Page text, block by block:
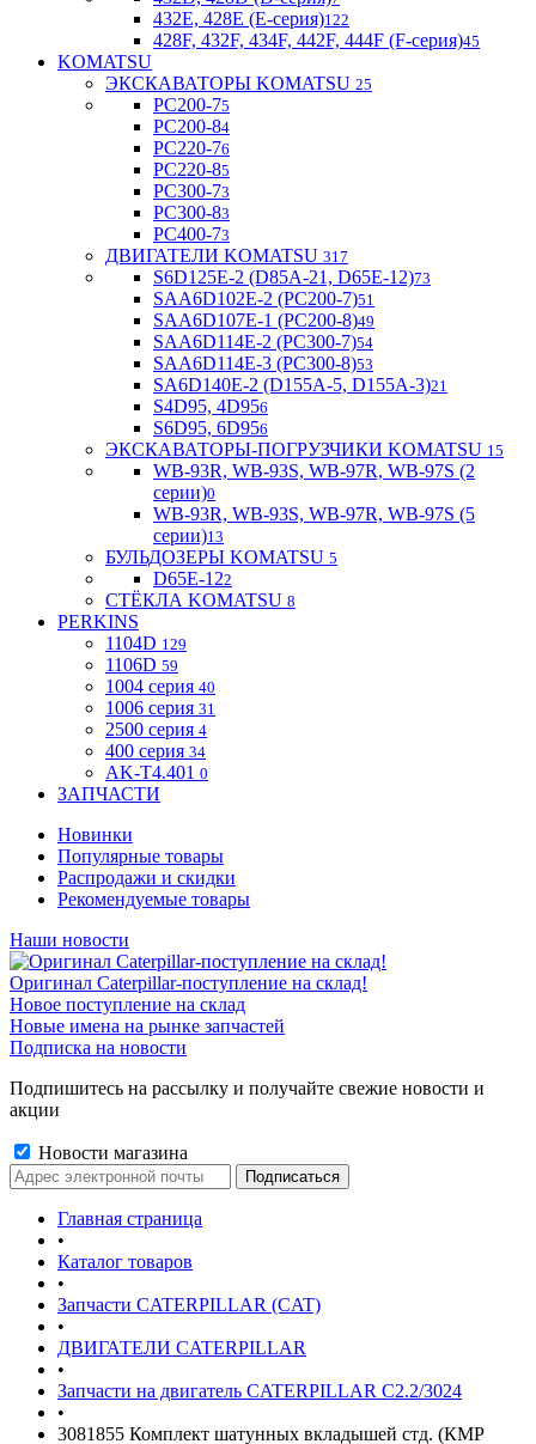
432E, 428E (E-серия)122
428F, 432F, 434F, 442F, 444F (F-серия)45
KOMATSU
ЭКСКАВАТОРЫ KOMATSU 25
PC200-75
PC200-84
PC220-76
PC220-85
PC300-73
PC300-83
PC400-73
ДВИГАТЕЛИ KOMATSU 317
S6D125E-2 (D85A-21, D65E-12)73
SAA6D102E-2 (PC200-7)51
SAA6D107E-1 (PC200-8)49
SAA6D114E-2 (PC300-7)54
SAA6D114E-3 (PC300-8)53
SA6D140E-2 (D155A-5, D155A-3)21
S4D95, 4D956
S6D95, 6D956
ЭКСКАВАТОРЫ-ПОГРУЗЧИКИ KOMATSU 15
WB-93R, WB-93S, WB-97R, WB-97S (2
серии)0
WB-93R, WB-93S, WB-97R, WB-97S (5
серии)13
БУЛЬДОЗЕРЫ KOMATSU 5
D65E-122
СТЁКЛА KOMATSU 8
PERKINS
1104D 129
1106D 59
1004 серия 40
1006 серия 31
2500 серия 4
400 серия 34
AK-T4.401 0
ЗАПЧАСТИ
Новинки
Популярные товары
Распродажи и скидки
Рекомендуемые товары
Наши новости
Оригинал Caterpillar-поступление на склад!
Новое поступление на склад
Новые имена на рынке запчастей
Подписка на новости
Подпишитесь на рассылку и получайте свежие новости и
акции
Новости магазина
Главная страница
•
Каталог товаров
•
Запчасти CATERPILLAR (CAT)
•
ДВИГАТЕЛИ CATERPILLAR
•
Запчасти на двигатель CATERPILLAR С2.2/3024
•
3081855 Комплект шатунных вкладышей стд. (КMP